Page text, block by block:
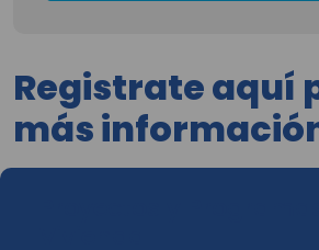
Registrate aquí
más